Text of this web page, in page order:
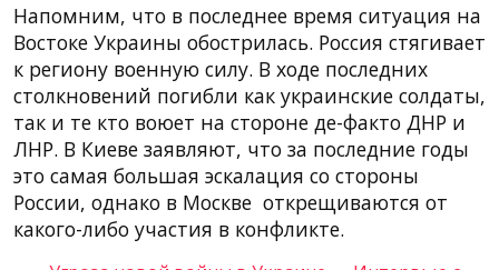
Напомним, что в последнее время ситуация на
Востоке Украины обострилась. Россия стягивает
к региону военную силу. В ходе последних
столкновений погибли как украинские солдаты,
так и те кто воюет на стороне де-факто ДНР и
ЛНР. В Киеве заявляют, что за последние годы
это самая большая эскалация со стороны
России, однако в Москве открещиваются от
какого-либо участия в конфликте.